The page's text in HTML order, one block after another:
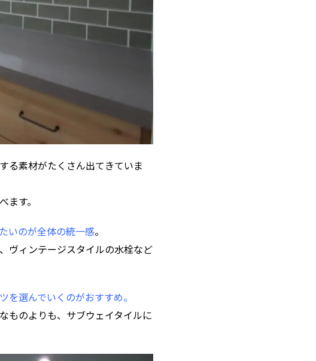
る素材がたくさん出てきていま
す。
いのが全体の統一感。
ヴィンテージスタイルの水栓など
を選んでいくのがおすすめ。
ものよりも、サブウェイタイルに